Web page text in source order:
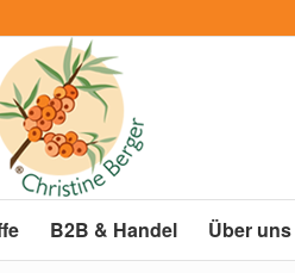
B2B & Handel Über uns